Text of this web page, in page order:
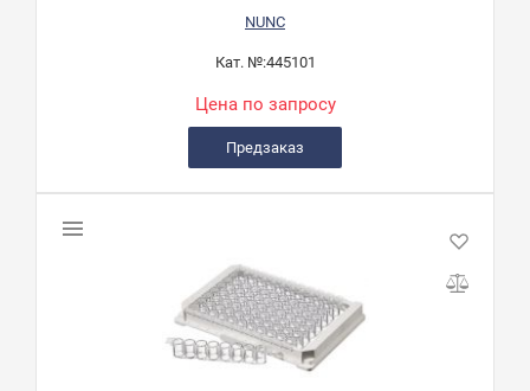
NUNC
Кат. №:445101
Цена по запросу
Предзаказ